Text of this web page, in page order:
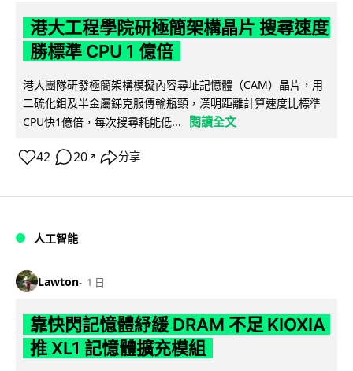
港大工程學院研極簡架構晶片 搜尋速度
勝標準 CPU 1 億倍
港大團隊研發極簡架構模擬內容尋址記憶體（CAM）晶片，用
二硫化鉬及半金屬銻克服傳輸瓶頸，漢明距離計算速度比標準
CPU快1億倍，每次搜尋耗能低...
閱讀全文
42 20 ↗ 分享
人工智能
Lawton 1 日
靠快閃記憶體紓緩 DRAM 不足 KIOXIA
推 XL1 記憶體擴充模組